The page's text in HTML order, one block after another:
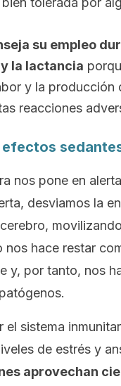
su empleo
la lactancia
y la producción
reacciones
nos pone en
desviamos la
nos hace restar
y, por tanto, nos
el sistema
de estrés y
aprovechan